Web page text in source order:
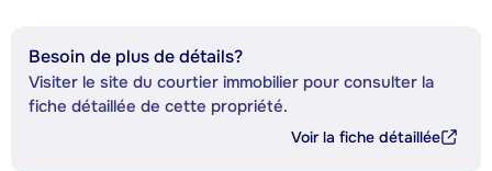
Besoin de plus de détails?
Visiter le site du courtier immobilier pour consulter la
fiche détaillée de cette propriété.
Voir la fiche détaillée